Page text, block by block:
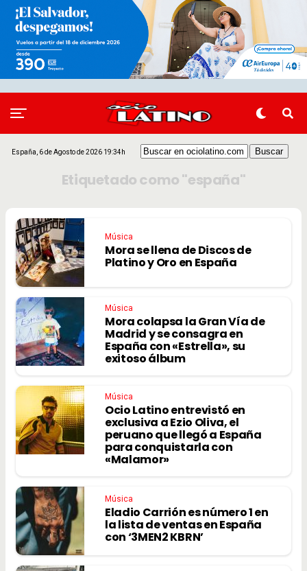
España, 6 de Agosto de 2026 19:34h
Etiquetado como "españa"
Música
Mora se llena de Discos de
Platino y Oro en España
Música
Mora colapsa la Gran Vía de
Madrid y se consagra en
España con «Estrella», su
exitoso álbum
Música
Ocio Latino entrevistó en
exclusiva a Ezio Oliva, el
peruano que llegó a España
para conquistarla con
«Malamor»
Música
Eladio Carrión es número 1 en
la lista de ventas en España
con ‘3MEN2 KBRN’